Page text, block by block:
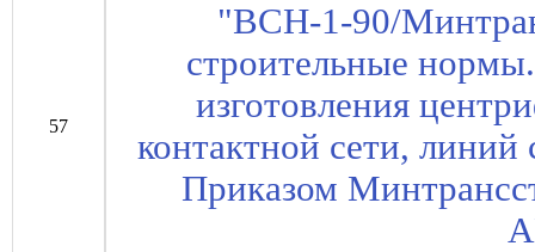
57
"ВСН-1-90/
строительные
изготовления
контактной сети, линий
Приказом